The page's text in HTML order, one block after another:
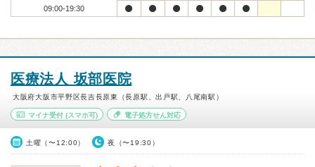
09:00-19:30
医療法人 坂部医院
大阪府大阪市平野区長吉長原東（長原駅、出戸駅、八尾南駅）
マイナ受付 (スマホ可) 電子処方せん対応
土曜（〜12:00） 夜（〜19:30）